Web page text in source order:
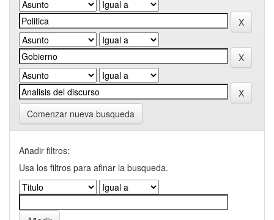
Comenzar nueva busqueda
Añadir filtros:
Usa los filtros para afinar la busqueda.